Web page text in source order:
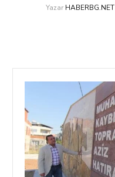
Yazar HABERBG.NET